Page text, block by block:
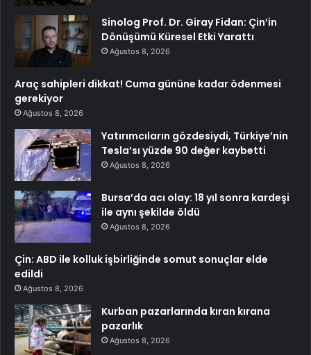
Sinolog Prof. Dr. Giray Fidan: Çin’in
Dönüşümü Küresel Etki Yarattı
Ağustos 8, 2026
Araç sahipleri dikkat! Cuma gününe kadar ödenmesi
gerekiyor
Ağustos 8, 2026
Yatırımcıların gözdesiydi, Türkiye’nin
Tesla’sı yüzde 90 değer kaybetti
Ağustos 8, 2026
Bursa’da acı olay: 18 yıl sonra kardeşi
ile aynı şekilde öldü
Ağustos 8, 2026
Çin: ABD ile kolluk işbirliğinde somut sonuçlar elde
edildi
Ağustos 8, 2026
Kurban pazarlarında kıran kırana
pazarlık
Ağustos 8, 2026